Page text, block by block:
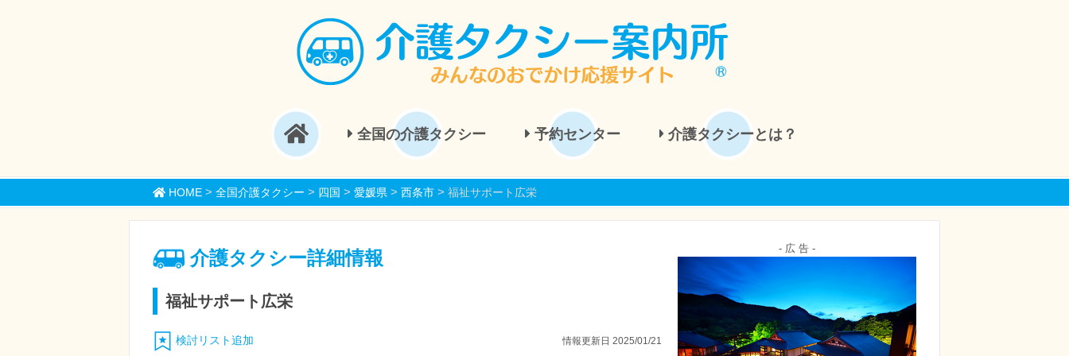
全国の介護タクシー 予約センター 介護タクシーとは？
HOME> 全国介護タクシー > 四国 > 愛媛県 > 西条市> 福祉サポート広栄
介護タクシー詳細情報
福祉サポート広栄
検討リスト追加 情報更新日 2025/01/21
- 広 告 -